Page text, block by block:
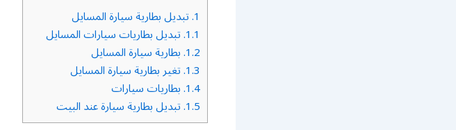
1. تبديل بطارية سيارة المسايل
1.1. تبديل بطاريات سيارات المسايل
1.2. بطارية سيارة المسايل
1.3. تغير بطارية سيارة المسايل
1.4. بطاريات سيارات
1.5. تبديل بطارية سيارة عند البيت